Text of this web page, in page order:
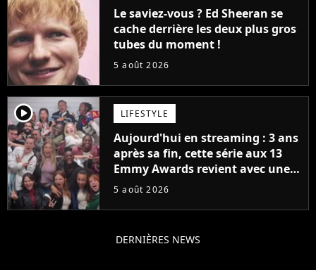
Le saviez-vous ? Ed Sheeran se
cache derrière les deux plus gros
tubes du moment !
5 août 2026
player2 LIFESTYLE
Aujourd'hui en streaming : 3 ans
après sa fin, cette série aux 13
Emmy Awards revient avec une
suite... totalement différente
5 août 2026
DERNIÈRES NEWS